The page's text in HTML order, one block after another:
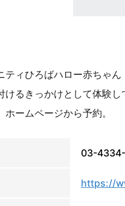
ティひろばハロー赤ちゃ
けるきっかけとして体験
ームページから予約。
03-4334-
https://